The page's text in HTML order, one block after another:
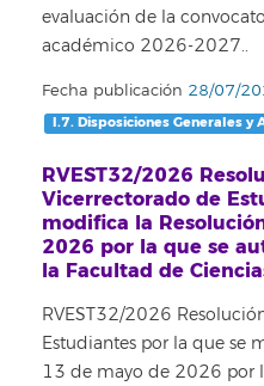
evaluación de la
académico 2026-2027..
Fecha publicación 28/07/
I.7. Disposiciones Generales y
RVEST32/2026
Vicerrectorado de
modifica la
2026 por la que se
la Facultad de
RVEST32/2026
Estudiantes por la que se
13 de mayo de 2026 por